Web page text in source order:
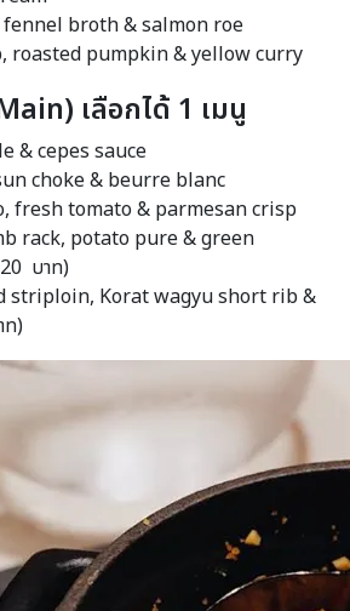
broth & salmon roe
roasted pumpkin & yellow curry
เลือกได้ 1 เมนู
& cepes sauce
choke & beurre blanc
fresh tomato & parmesan crisp
rack, potato pure & green
บาท)
striploin, Korat wagyu short rib &
ท)